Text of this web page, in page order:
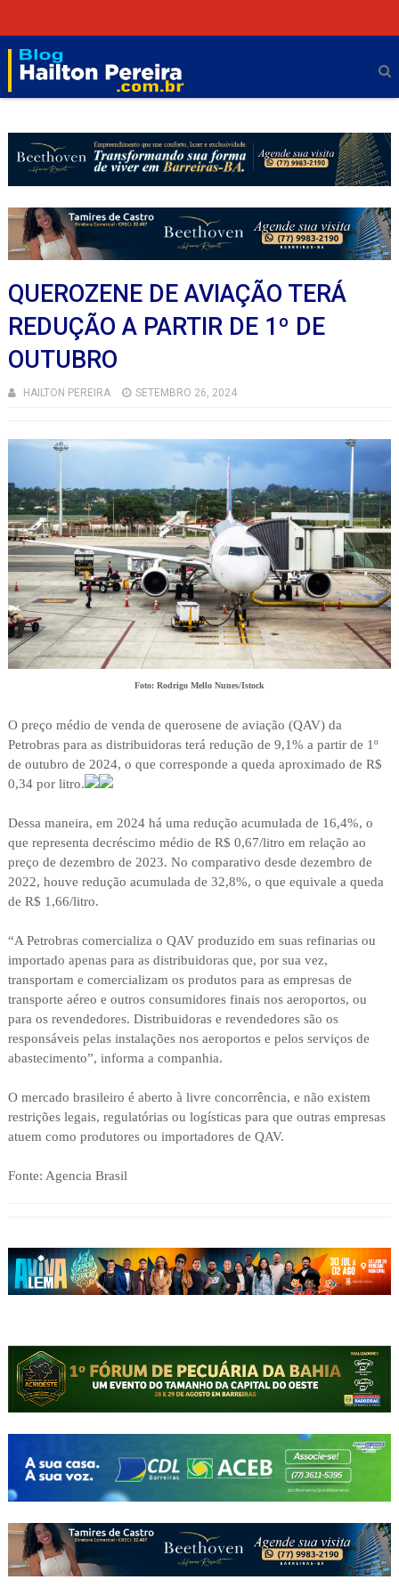
QUEROZENE DE AVIAÇÃO TERÁ
REDUÇÃO A PARTIR DE 1º DE
OUTUBRO
HAILTON PEREIRA SETEMBRO 26, 2024
Foto: Rodrigo Mello Nunes/Istock
O preço médio de venda de querosene de aviação (QAV) da
Petrobras para as distribuidoras terá redução de 9,1% a partir de 1º
de outubro de 2024, o que corresponde a queda aproximado de R$
0,34 por litro.
Dessa maneira, em 2024 há uma redução acumulada de 16,4%, o
que representa decréscimo médio de R$ 0,67/litro em relação ao
preço de dezembro de 2023. No comparativo desde dezembro de
2022, houve redução acumulada de 32,8%, o que equivale a queda
de R$ 1,66/litro.
“A Petrobras comercializa o QAV produzido em suas refinarias ou
importado apenas para as distribuidoras que, por sua vez,
transportam e comercializam os produtos para as empresas de
transporte aéreo e outros consumidores finais nos aeroportos, ou
para os revendedores. Distribuidoras e revendedores são os
responsáveis pelas instalações nos aeroportos e pelos serviços de
abastecimento”, informa a companhia.
O mercado brasileiro é aberto à livre concorrência, e não existem
restrições legais, regulatórias ou logísticas para que outras empresas
atuem como produtores ou importadores de QAV.
Fonte: Agencia Brasil